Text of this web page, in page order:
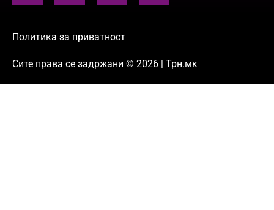
Политика за приватност
Сите права се задржани © 2026 | Трн.мк